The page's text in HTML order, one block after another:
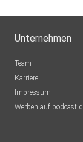
Unternehmen
Team
Karriere
Impressum
Werben auf